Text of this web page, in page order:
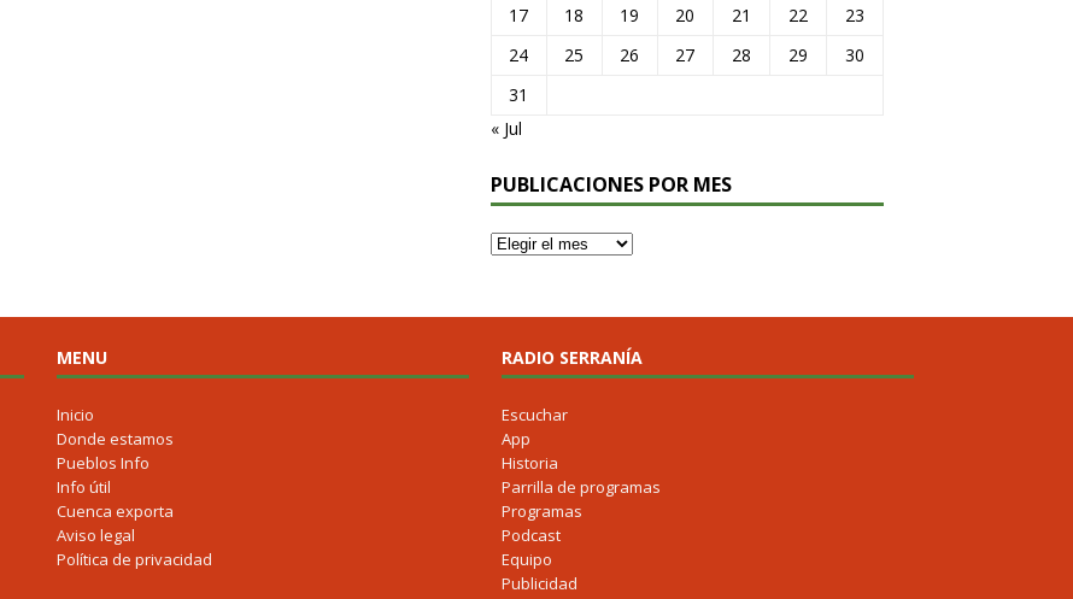
17
18 19 20 21 22
23
24
25 26 27 28 29
30
31
« Jul
PUBLICACIONES POR MES
MENU
Inicio
Donde estamos
Pueblos Info
Info útil
Cuenca exporta
Aviso legal
Política de privacidad
RADIO SERRANÍA
Escuchar
App
Historia
Parrilla de programas
Programas
Podcast
Equipo
Publicidad